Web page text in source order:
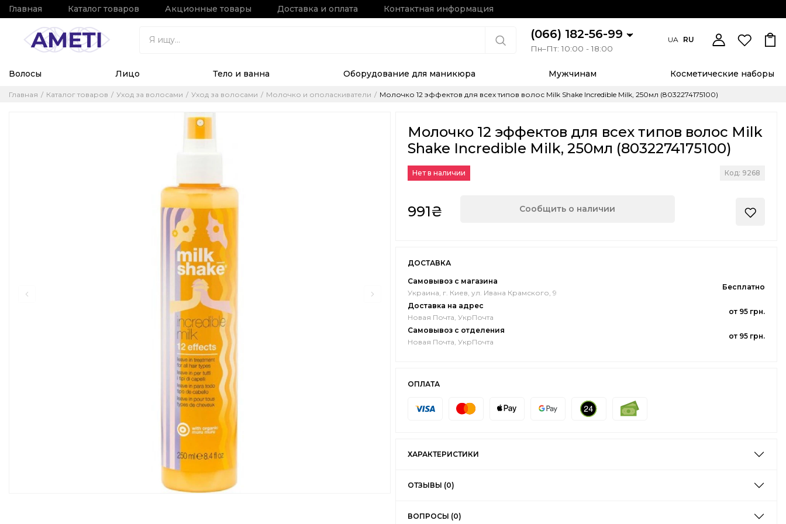
Главная Каталог товаров Акционные товары Доставка и оплата Контактная информация
(066) 182-56-99
Пн–Пт: 10:00 - 18:00
UA RU
Волосы Лицо Тело и ванна Оборудование для маникюра Мужчинам Косметические наборы
Главная Каталог товаров Уход за волосами Уход за волосами Молочко и ополаскиватели Молочко 12 эффектов для всех типов волос Milk Shake Incredible Milk, 250мл (8032274175100)
Молочко 12 эффектов для всех типов волос Milk
Shake Incredible Milk, 250мл (8032274175100)
Нет в наличии Код: 9268
991₴ Сообщить о наличии
ДОСТАВКА
Самовывоз с магазина
Украина, г. Киев, ул. Ивана Крамского, 9
Бесплатно
Доставка на адрес
Новая Почта, УкрПочта
от 95 грн.
Самовывоз с отделения
Новая Почта, УкрПочта
от 95 грн.
ОПЛАТА
ХАРАКТЕРИСТИКИ
ОТЗЫВЫ (0)
ВОПРОСЫ (0)